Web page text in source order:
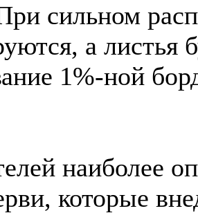
сильном
а листья
1%-ной
наиболее
которые